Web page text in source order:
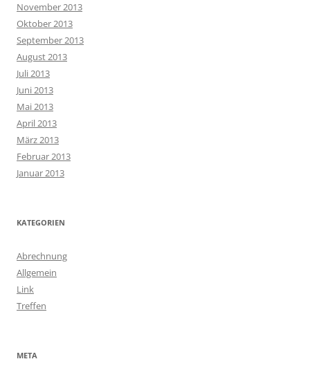
November 2013
Oktober 2013
September 2013
August 2013
Juli 2013
Juni 2013
Mai 2013
April 2013
März 2013
Februar 2013
Januar 2013
KATEGORIEN
Abrechnung
Allgemein
Link
Treffen
META